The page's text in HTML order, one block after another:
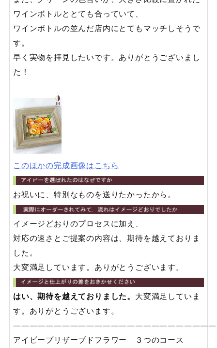
ワインボトルととても合っていて、
ワインボトルの並んだ店内にとてもマッチしそうで
す。
早く実物を拝見したいです。ありがとうございまし
た！
このほかの完成画像はこちら
お祝いに、特別なものを送りたかったから。
イメージどおりのプロセスに加え、
対応の速さとご提案の内容は、期待を越えておりま
した。
大変満足しています。ありがとうございます。
はい、期待を越えておりました。 大変満足していま
す。ありがとうございます。
—————————————————————————
アイビープリザーブドフラワー ３つのコース